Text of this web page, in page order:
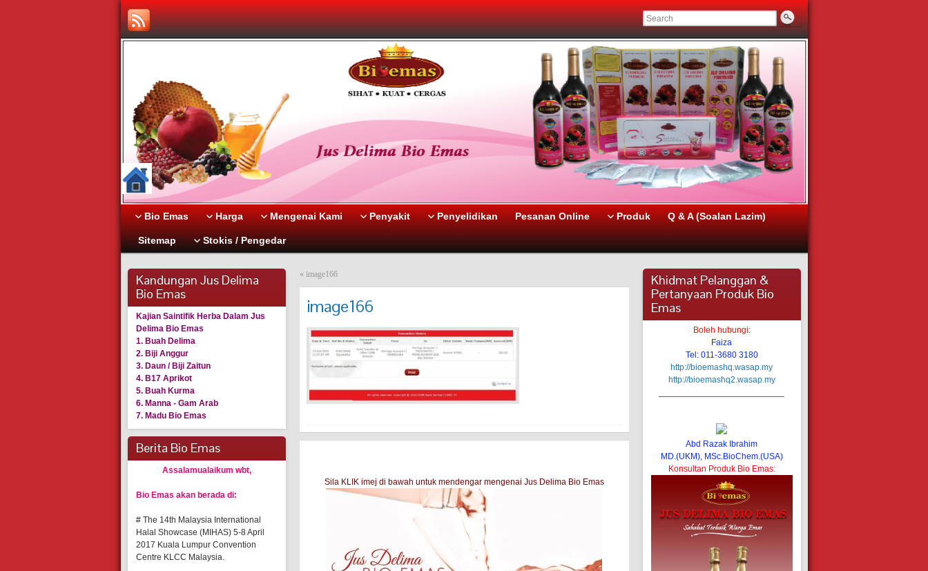
Bio Emas Harga Mengenai Kami Penyakit Penyelidikan Pesanan Online Produk Q & A (Soalan Lazim)
Sitemap Stokis / Pengedar
Kandungan Jus Delima
Bio Emas
Kajian Saintifik Herba Dalam Jus
Delima Bio Emas
1. Buah Delima
2. Biji Anggur
3. Daun / Biji Zaitun
4. B17 Aprikot
5. Buah Kurma
6. Manna - Gam Arab
7. Madu Bio Emas
Berita Bio Emas
Assalamualaikum wbt,
Bio Emas akan berada di:
# The 14th Malaysia International
Halal Showcase (MIHAS) 5-8 April
2017 Kuala Lumpur Convention
Centre KLCC Malaysia.
« image166
image166
Sila KLIK imej di bawah untuk mendengar mengenai Jus Delima Bio Emas
Khidmat Pelanggan &
Pertanyaan Produk Bio
Emas
Boleh hubungi:
Faiza
Tel: 011-3680 3180
http://bioemashq.wasap.my
http://bioemashq2.wasap.my
Abd Razak Ibrahim
MD.(UKM), MSc.BioChem.(USA)
Konsultan Produk Bio Emas: